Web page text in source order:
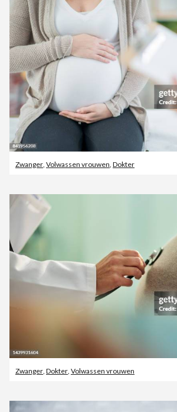
Zwanger, Volwassen vrouwen, Dokter
Zwanger, Dokter, Volwassen vrouwen